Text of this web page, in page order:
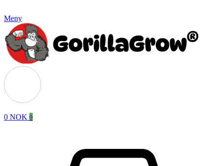
Meny
0 NOK 0